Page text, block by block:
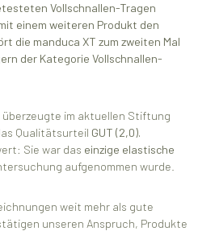
Vollschnallen-Tragen
einem weiteren Produkt den
die manduca XT zum zweiten Mal
der Kategorie Vollschnallen-
überzeugte im aktuellen Stiftung
Qualitätsurteil GUT (2,0).
Sie war das einzige elastische
aufgenommen wurde.
weit mehr als gute
unseren Anspruch, Produkte